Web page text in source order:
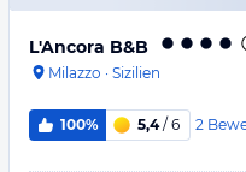
L'Ancora B&B
Milazzo · Sizilien
100% 5,4/ 6 2